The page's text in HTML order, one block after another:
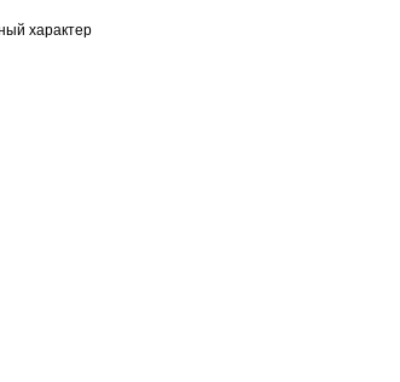
характер